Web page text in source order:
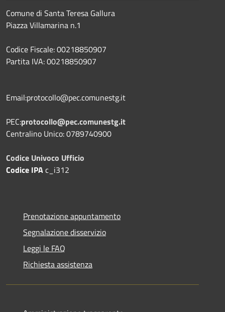
Comune di Santa Teresa Gallura
Piazza Villamarina n.1
Codice Fiscale: 00218850907
Partita IVA: 00218850907
Email:protocollo@pec.comunestg.it
PEC:protocollo@pec.comunestg.it
Centralino Unico: 0789740900
Codice Univoco Ufficio
Codice IPAc_i312
Prenotazione appuntamento
Segnalazione disservizio
Leggi le FAQ
Richiesta assistenza